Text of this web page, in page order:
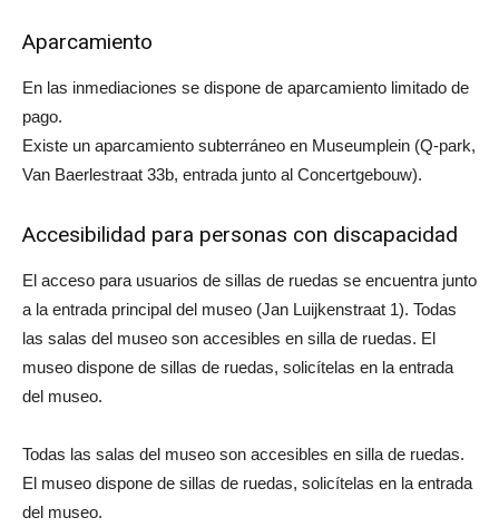
Aparcamiento
En las inmediaciones se dispone de aparcamiento limitado de
pago.
Existe un aparcamiento subterráneo en Museumplein (Q-park,
Van Baerlestraat 33b, entrada junto al Concertgebouw).
Accesibilidad para personas con discapacidad
El acceso para usuarios de sillas de ruedas se encuentra junto
a la entrada principal del museo (Jan Luijkenstraat 1). Todas
las salas del museo son accesibles en silla de ruedas. El
museo dispone de sillas de ruedas, solicítelas en la entrada
del museo.
Todas las salas del museo son accesibles en silla de ruedas.
El museo dispone de sillas de ruedas, solicítelas en la entrada
del museo.